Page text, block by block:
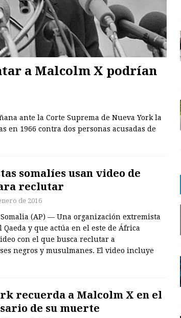
a Malcolm X podrían
ante la Corte Suprema de Nueva York la
en 1966 contra dos personas acusadas de
somalíes usan video de
reclutar
de 2016
Somalia (AP) — Una organización extremista
y que actúa en el este de África
con el que busca reclutar a
negros y musulmanes. El video incluye
recuerda a Malcolm X en el
de su muerte